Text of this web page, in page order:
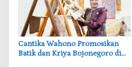
‎Cantika Wahono Promosikan
Batik dan Kriya Bojonegoro di